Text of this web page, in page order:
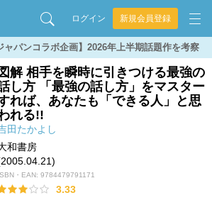
ログイン 新規会員登録
ャパンコラボ企画】2026年上半期話題作を考察
図解 相手を瞬時に引きつける最強の
し方 「最強の話し方」をマスター
れば、あなたも「できる人」と思
れる!!
田たかよし
和書房
・EAN: 9784479791171
3.33